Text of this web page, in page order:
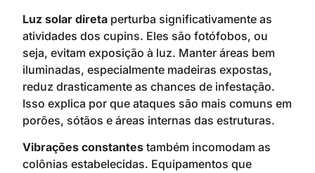
Luz solar direta perturba significativamente as
atividades dos cupins. Eles são fotófobos, ou
seja, evitam exposição à luz. Manter áreas bem
iluminadas, especialmente madeiras expostas,
reduz drasticamente as chances de infestação.
Isso explica por que ataques são mais comuns em
porões, sótãos e áreas internas das estruturas.
Vibrações constantes também incomodam as
colônias estabelecidas. Equipamentos que